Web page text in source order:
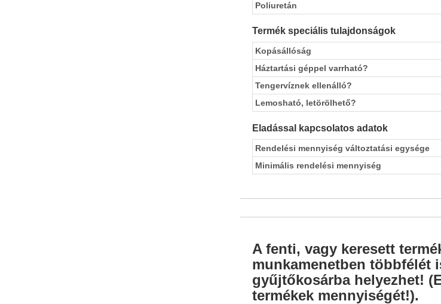
Poliuretán
Termék speciális tulajdonságok
Kopásállóság
Háztartási géppel varrható?
Tengervíznek ellenálló?
Lemosható, letörölhető?
Eladással kapcsolatos adatok
Rendelési mennyiség változtatási egysége
Minimális rendelési mennyiség
A fenti, vagy keresett
munkamenetben többfélét
gyűjtőkosárba helyezhet!
termékek mennyiségét!).